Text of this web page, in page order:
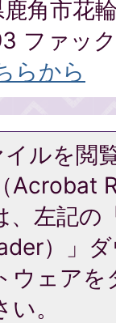
角市花
ファッ
らから
イルを閲
Acrobat
、左記の
）」
ウェア
。